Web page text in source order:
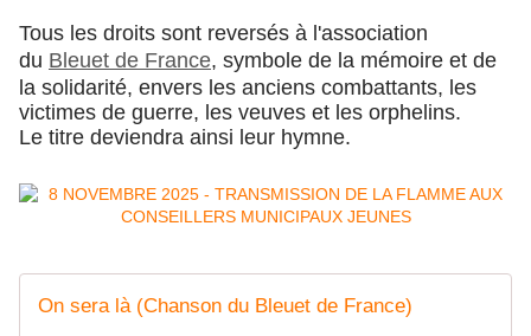
Tous les droits sont reversés à l'association
du Bleuet de France, symbole de la mémoire et de
la solidarité, envers les anciens combattants, les
victimes de guerre, les veuves et les orphelins.
Le titre deviendra ainsi leur hymne.
On sera là (Chanson du Bleuet de France)